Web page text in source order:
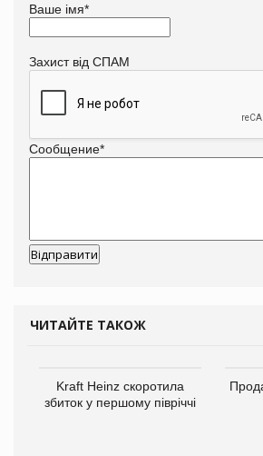
Ваше імя*
Захист від СПАМ
Сообщение*
ЧИТАЙТЕ ТАКОЖ
Kraft Heinz скоротила
збиток у першому півріччі